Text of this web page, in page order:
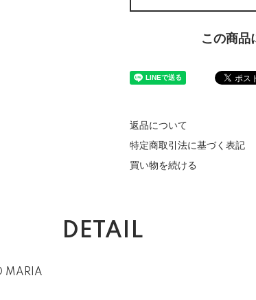
この商品
返品について
特定商取引法に基づく表記
買い物を続ける
DETAIL
MARIA